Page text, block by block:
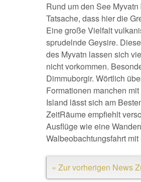
Rund um den See
Tatsache, dass hier die
Eine große Vielfalt
sprudelnde Geysire.
des Myvatn lassen sich
nicht vorkommen.
Dimmuborgir. Wörtlich
Formationen manchen
Island lässt sich am
ZeitRäume empfiehlt
Ausflüge wie eine
Walbeobachtungsfahrt
« Zur vorherigen News